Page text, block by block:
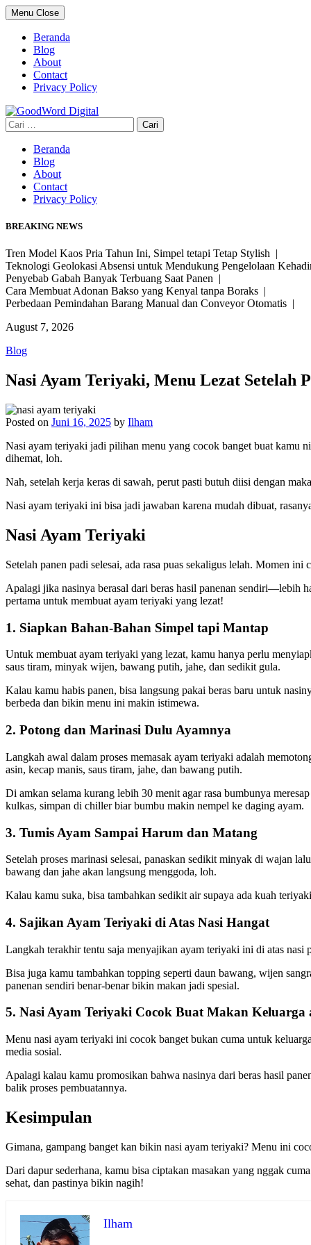
Skip
to
content
Menu Close
Beranda
Blog
About
Contact
Privacy Policy
Cari
untuk:
Beranda
Blog
About
Contact
Privacy Policy
BREAKING NEWS
Tren Model Kaos Pria Tahun Ini, Simpel tetapi Tetap Stylish |
Teknologi Geolokasi Absensi untuk Mendukung Pengelolaan
Penyebab Gabah Banyak Terbuang Saat Panen |
Cara Membuat Adonan Bakso yang Kenyal tanpa Boraks |
Perbedaan Pemindahan Barang Manual dan Conveyor Otomatis |
August 7, 2026
Blog
Nasi Ayam Teriyaki, Menu Lezat Setelah
Posted on Juni 16, 2025 by Ilham
Nasi ayam teriyaki jadi pilihan menu yang cocok banget buat kamu
dihemat, loh.
Nah, setelah kerja keras di sawah, perut pasti butuh diisi dengan
Nasi ayam teriyaki ini bisa jadi jawaban karena mudah dibuat,
Nasi Ayam Teriyaki
Setelah panen padi selesai, ada rasa puas sekaligus lelah. Momen
Apalagi jika nasinya berasal dari beras hasil panenan sendiri—lebih
pertama untuk membuat ayam teriyaki yang lezat!
1. Siapkan Bahan-Bahan Simpel tapi Mantap
Untuk membuat ayam teriyaki yang lezat, kamu hanya perlu
saus tiram, minyak wijen, bawang putih, jahe, dan sedikit gula.
Kalau kamu habis panen, bisa langsung pakai beras baru untuk
berbeda dan bikin menu ini makin istimewa.
2. Potong dan Marinasi Dulu Ayamnya
Langkah awal dalam proses memasak ayam teriyaki adalah
asin, kecap manis, saus tiram, jahe, dan bawang putih.
Di amkan selama kurang lebih 30 menit agar rasa bumbunya
kulkas, simpan di chiller biar bumbu makin nempel ke daging ayam.
3. Tumis Ayam Sampai Harum dan Matang
Setelah proses marinasi selesai, panaskan sedikit minyak di wajan
bawang dan jahe akan langsung menggoda, loh.
Kalau kamu suka, bisa tambahkan sedikit air supaya ada kuah
4. Sajikan Ayam Teriyaki di Atas Nasi Hangat
Langkah terakhir tentu saja menyajikan ayam teriyaki ini di atas
Bisa juga kamu tambahkan topping seperti daun bawang, wijen
panenan sendiri benar-benar bikin makan jadi spesial.
5. Nasi Ayam Teriyaki Cocok Buat Makan Keluarga
Menu nasi ayam teriyaki ini cocok banget bukan cuma untuk
media sosial.
Apalagi kalau kamu promosikan bahwa nasinya dari beras hasil
balik proses pembuatannya.
Kesimpulan
Gimana, gampang banget kan bikin nasi ayam teriyaki? Menu ini
Dari dapur sederhana, kamu bisa ciptakan masakan yang nggak
sehat, dan pastinya bikin nagih!
Ilham